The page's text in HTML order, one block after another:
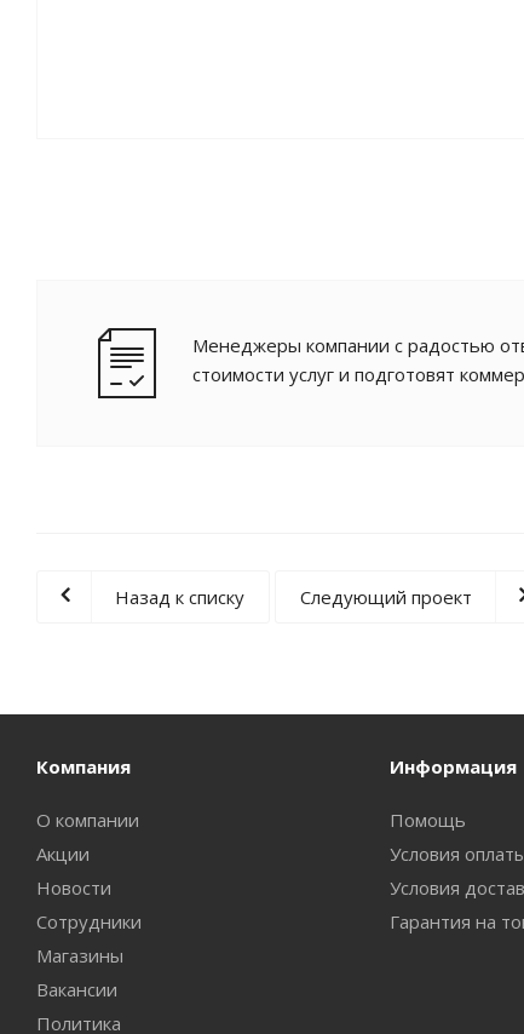
Менеджеры компании с радостью
стоимости услуг и подготовят
Назад к списку Следующий проект
Компания
О компании
Акции
Новости
Сотрудники
Магазины
Вакансии
Политика
Информация
Помощь
Условия
Условия
Гарантия на